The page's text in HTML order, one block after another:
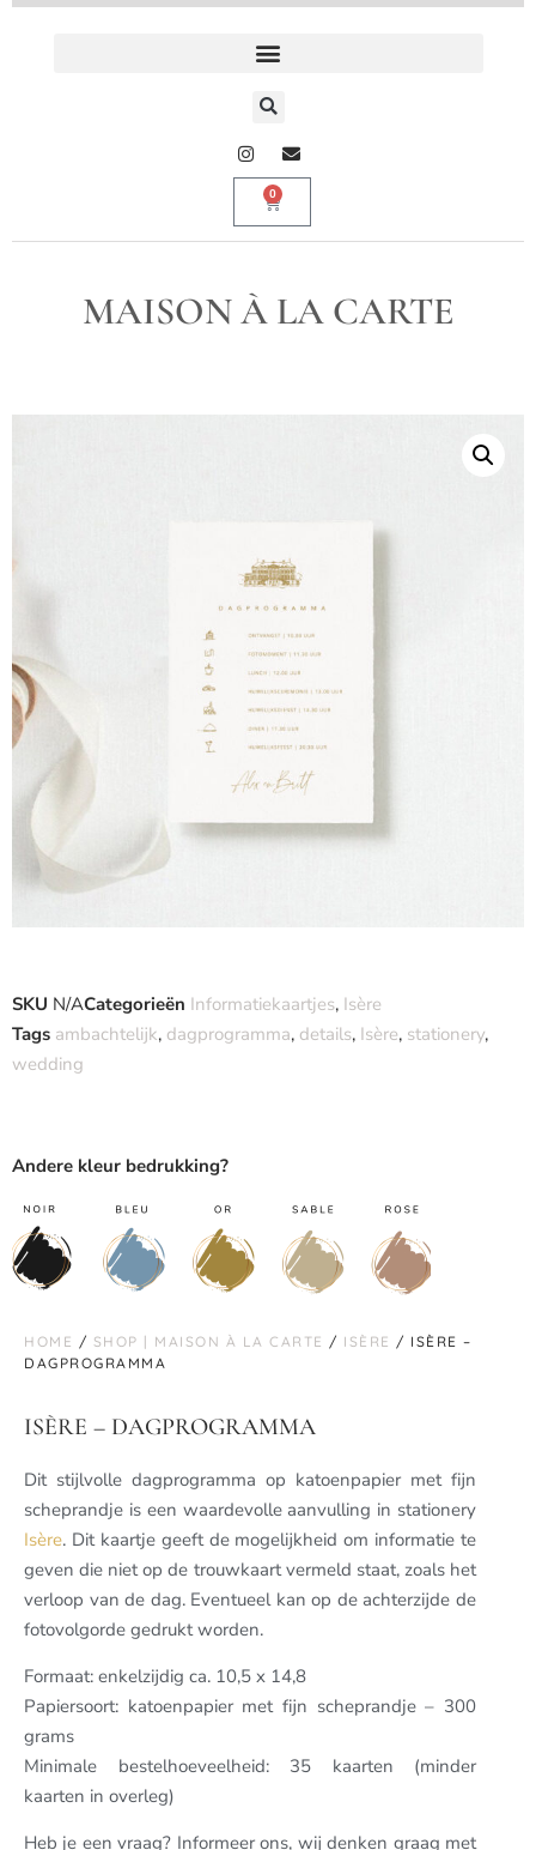
0
MAISON À LA CARTE
SKU N/ACategorieën Informatiekaartjes, Isère
Tags ambachtelijk, dagprogramma, details, Isère, stationery,
wedding
Andere kleur bedrukking?
HOME / SHOP | MAISON À LA CARTE / ISÈRE / ISÈRE –
DAGPROGRAMMA
ISÈRE – DAGPROGRAMMA
Dit stijlvolle dagprogramma op katoenpapier met fijn
scheprandje is een waardevolle aanvulling in stationery
Isère. Dit kaartje geeft de mogelijkheid om informatie te
geven die niet op de trouwkaart vermeld staat, zoals het
verloop van de dag. Eventueel kan op de achterzijde de
fotovolgorde gedrukt worden.
Formaat: enkelzijdig ca. 10,5 x 14,8
Papiersoort: katoenpapier met fijn scheprandje – 300
grams
Minimale bestelhoeveelheid: 35 kaarten (minder
kaarten in overleg)
Heb je een vraag? Informeer ons, wij denken graag met